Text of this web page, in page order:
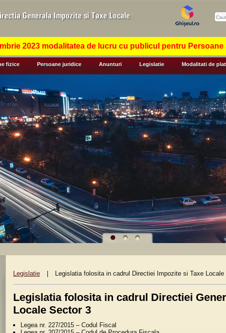
2023 modalitatea de lucru cu publicul pentru
fizice Persoane juridice Anunturi Legislatie Modalitati de
Legislatie Legislatia folosita in cadrul Directiei Impozite si Taxe Locale
Legislatia folosita in cadrul Directiei
Locale Sector 3
Legea nr. 227/2015 – Codul Fiscal